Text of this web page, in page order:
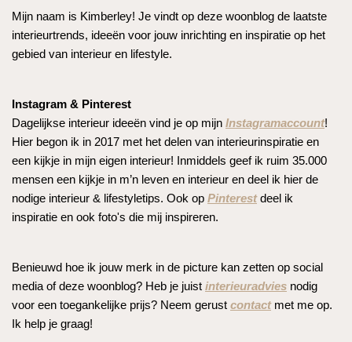
Mijn naam is Kimberley! Je vindt op deze woonblog de laatste
interieurtrends, ideeën voor jouw inrichting en inspiratie op het
gebied van interieur en lifestyle.
Instagram & Pinterest
Dagelijkse interieur ideeën vind je op mijn Instagramaccount!
Hier begon ik in 2017 met het delen van interieurinspiratie en
een kijkje in mijn eigen interieur! Inmiddels geef ik ruim 35.000
mensen een kijkje in m’n leven en interieur en deel ik hier de
nodige interieur & lifestyletips. Ook op Pinterestdeel ik
inspiratie en ook foto's die mij inspireren.
Benieuwd hoe ik jouw merk in de picture kan zetten op social
media of deze woonblog? Heb je juist interieuradvies nodig
voor een toegankelijke prijs? Neem gerust contactmet me op.
Ik help je graag!